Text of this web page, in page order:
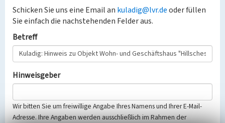
Schicken Sie uns eine Email an kuladig@lvr.deoder füllen
Sie einfach die nachstehenden Felder aus.
Betreff
Hinweisgeber
Wir bitten Sie um freiwillige Angabe Ihres Namens und Ihrer E-Mail-
Adresse. Ihre Angaben werden ausschließlich im Rahmen der